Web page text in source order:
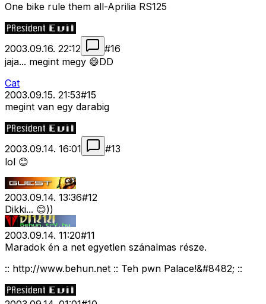
One bike rule them all-Aprilia RS125
2003.09.16. 22:12 #16
jaja... megint megy 😄DD
Cat
2003.09.15. 21:53#15
megint van egy darabig
2003.09.14. 16:01 #13
lol 😊
2003.09.14. 13:36#12
Dikki... 😊))
2003.09.14. 11:20#11
Maradok én a net egyetlen szánalmas része.
:: http://www.behun.net :: Teh pwn Palace!&#8482; ::